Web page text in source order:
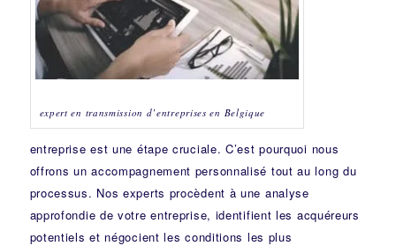
expert en transmission d’entreprises en Belgique
entreprise est une étape cruciale. C’est pourquoi nous
offrons un accompagnement personnalisé tout au long du
processus. Nos experts procèdent à une analyse
approfondie de votre entreprise, identifient les acquéreurs
potentiels et négocient les conditions les plus